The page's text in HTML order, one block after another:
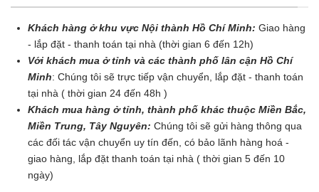
Khách hàng ở khu vực Nội thành Hồ Chí Minh: Giao hàng
- lắp đặt - thanh toán tại nhà (thời gian 6 đến 12h)
Với khách mua ở tỉnh và các thành phố lân cận Hồ Chí
Minh: Chúng tôi sẽ trực tiếp vận chuyển, lắp đặt - thanh toán
tại nhà ( thời gian 24 đến 48h )
Khách mua hàng ở tỉnh, thành phố khác thuộc Miền Bắc,
Miền Trung, Tây Nguyên: Chúng tôi sẽ gửi hàng thông qua
các đối tác vận chuyển uy tín đến, có bảo lãnh hàng hoá -
giao hàng, lắp đặt thanh toán tại nhà ( thời gian 5 đến 10
ngày)